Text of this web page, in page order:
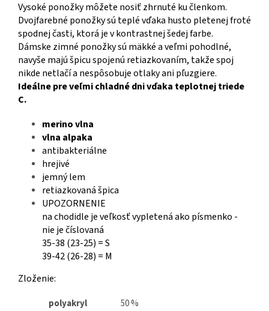
Vysoké ponožky môžete nosiť zhrnuté ku členkom.
Dvojfarebné ponožky sú teplé vďaka husto pletenej froté
spodnej časti, ktorá je v kontrastnej šedej farbe.
Dámske zimné ponožky sú mäkké a veľmi pohodlné,
navyše majú špicu spojenú retiazkovaním, takže spoj
nikde netlačí a nespôsobuje otlaky ani pľuzgiere.
Ideálne pre veľmi chladné dni vďaka teplotnej triede
C.
merino vlna
vlna alpaka
antibakteriálne
hrejivé
jemný lem
retiazkovaná špica
UPOZORNENIE
na chodidle je veľkosť vypletená ako písmenko -
nie je číslovaná
35-38 (23-25) = S
39-42 (26-28) = M
Zloženie:
polyakryl
50 %